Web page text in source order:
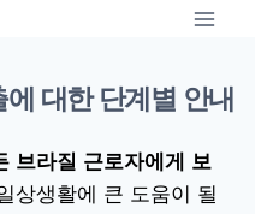
대한 단계별 안내
브라질 근로자에게 보
상생활에 큰 도움이 될